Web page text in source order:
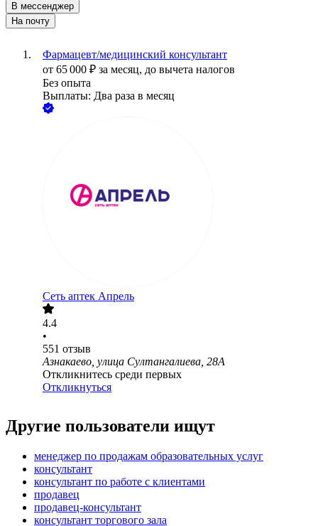
В мессенджер
На почту
Фармацевт/медицинский консультант
от 65 000 ₽ за месяц, до вычета налогов
Без опыта
Выплаты: Два раза в месяц
Сеть аптек Апрель
4.4
•
551 отзыв
Азнакаево, улица Султангалиева, 28А
Откликнитесь среди первых
Откликнуться
Другие пользователи ищут
менеджер по продажам образовательных услуг
консультант
консультант по работе с клиентами
продавец
продавец-консультант
консультант торгового зала